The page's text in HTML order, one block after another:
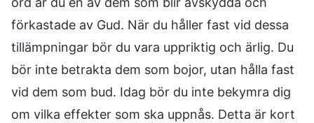
förkastade av Gud. När du håller fast vid dessa
tillämpningar bör du vara uppriktig och ärlig. Du
bör inte betrakta dem som bojor, utan hålla fast
vid dem som bud. Idag bör du inte bekymra dig
om vilka effekter som ska uppnås. Detta är kort